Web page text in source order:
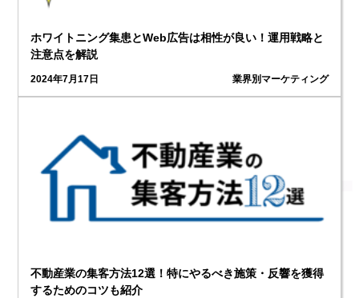
ホワイトニング集患とWeb広告は相性が良い！運用戦略と
注意点を解説
2024年7月17日 業界別マーケティング
不動産業の集客方法12選！特にやるべき施策・反響を獲得
するためのコツも紹介